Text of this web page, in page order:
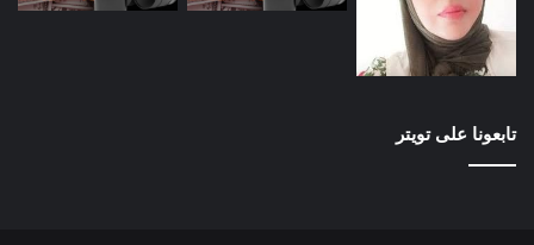
تابعونا على تويتر